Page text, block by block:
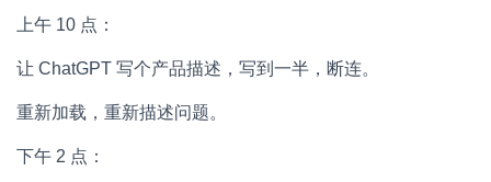
上午 10 点：
让 ChatGPT 写个产品描述，写到一半，断连。
重新加载，重新描述问题。
下午 2 点：